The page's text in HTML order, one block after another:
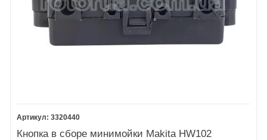
3320440
Кнопка в сборе минимойки Makita HW102